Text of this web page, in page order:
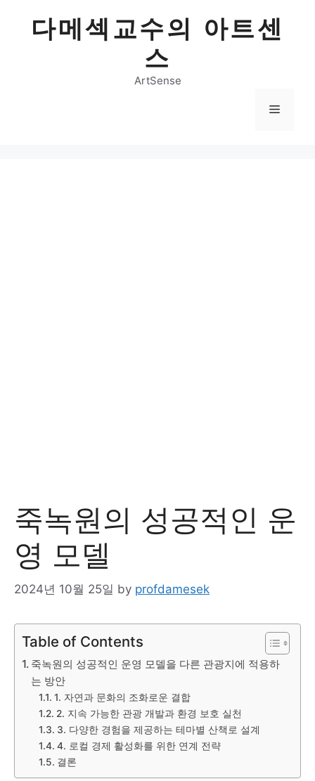
다메섹교수의 아트센
스
ArtSense
Menu
죽녹원의 성공적인 운
영 모델
2024년 10월 25일 by profdamesek
Table of Contents
죽녹원의 성공적인 운영 모델을 다른 관광지에 적용하
는 방안
1. 자연과 문화의 조화로운 결합
2. 지속 가능한 관광 개발과 환경 보호 실천
3. 다양한 경험을 제공하는 테마별 산책로 설계
4. 로컬 경제 활성화를 위한 연계 전략
결론